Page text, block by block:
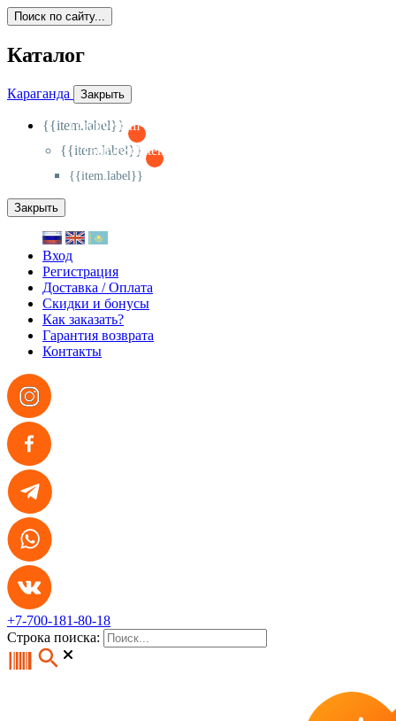
Поиск по сайту...
Каталог
Караганда Закрыть
{{item.label}}
{{activeItem==item.id?'-
{{item.label}}
{{activeSubitem==item.id?'-
{{item.label}}
Закрыть
Вход
Регистрация
Доставка / Оплата
Скидки и бонусы
Как заказать?
Гарантия возврата
Контакты
+7-700-181-80-18
Строка поиска: